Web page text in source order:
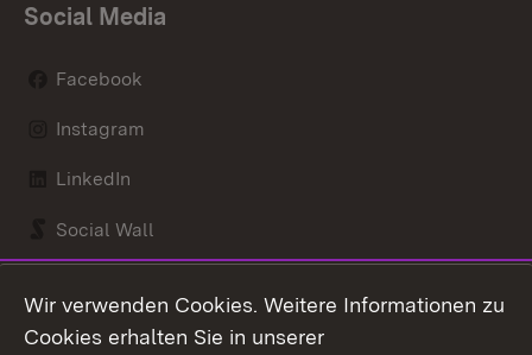
Social Media
Facebook
Instagram
LinkedIn
Social Wall
Wir verwenden Cookies. Weitere Informationen zu
Cookies erhalten Sie in unserer